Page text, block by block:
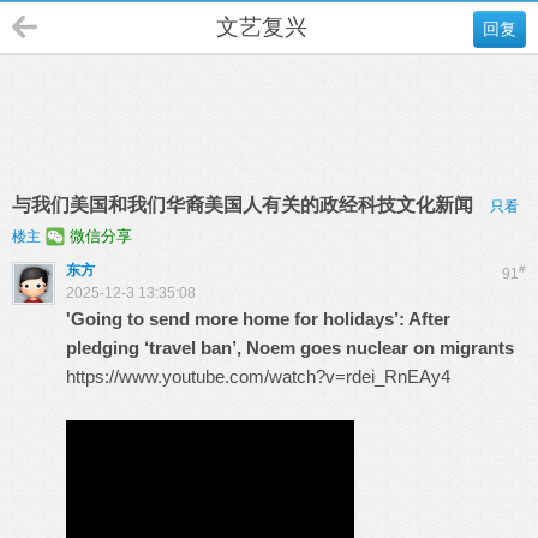
回复
文艺复兴
与我们美国和我们华裔美国人有关的政经科技文化新闻
只看
楼主
微信分享
91#
东方
2025-12-3 13:35:08
'Going to send more home for holidays’: After
pledging ‘travel ban’, Noem goes nuclear on migrants
https://www.youtube.com/watch?v=rdei_RnEAy4